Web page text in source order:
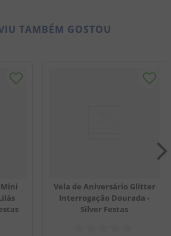
TAMBÉM GOSTOU
Vela de Aniversário Glitter
Interrogação Dourada -
Silver Festas